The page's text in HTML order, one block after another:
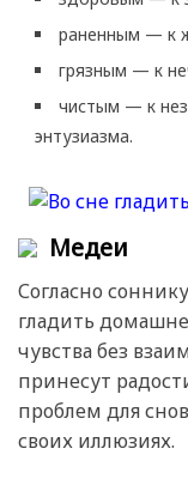
раненным — к
грязным — к
чистым — к
энтузиазма.
Медеи
Согласно
гладить
чувства без
принесут
проблем для
своих иллюзиях.